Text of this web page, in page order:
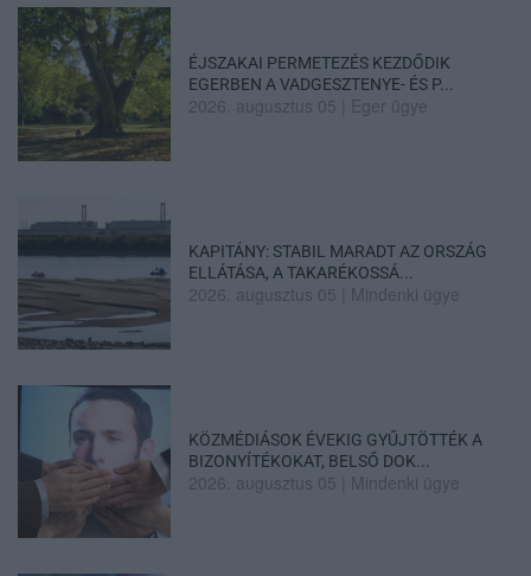
ÉJSZAKAI PERMETEZÉS KEZDŐDIK
EGERBEN A VADGESZTENYE- ÉS P...
2026. augusztus 05 Eger ügye
KAPITÁNY: STABIL MARADT AZ ORSZÁG
ELLÁTÁSA, A TAKARÉKOSSÁ...
2026. augusztus 05 Mindenki ügye
KÖZMÉDIÁSOK ÉVEKIG GYŰJTÖTTÉK A
BIZONYÍTÉKOKAT, BELSŐ DOK...
2026. augusztus 05 Mindenki ügye